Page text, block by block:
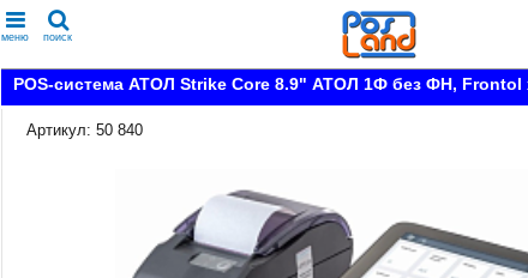
меню поиск
POS-система АТОЛ Strike Core 8.9" АТОЛ 1Ф без ФН, Frontol
Артикул: 50 840